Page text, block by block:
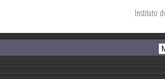
contenido
Instituto